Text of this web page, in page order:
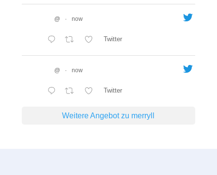
@ · now
Twitter
@ · now
Twitter
Weitere Angebot zu merryll